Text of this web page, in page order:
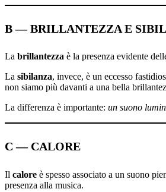
B — BRILLANTEZZA E
La brillantezza è la presenza evidente
La sibilanza, invece, è un eccesso
non siamo più davanti a una bella
La differenza è importante: un suono
C — CALORE
Il calore è spesso associato a un suono
presenza alla musica.